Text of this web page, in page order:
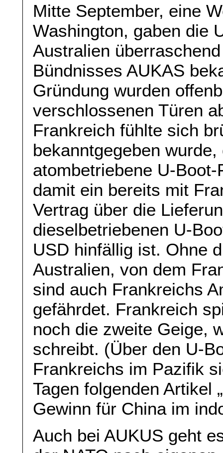
Mitte September, eine
Washington, gaben die
Australien
Bündnisses AUKAS
Gründung wurden
verschlossenen Türen
Frankreich fühlte sich
bekanntgegeben
atombetriebene U-
damit ein bereits mit
Vertrag über die
dieselbetriebenen U-
USD hinfällig ist. Ohne
Australien, von dem
sind auch Frankreichs
gefährdet. Frankreich
noch die zweite Geige,
schreibt. (Über den U-
Frankreichs im Pazifik
Tagen folgenden Artikel
Gewinn für China im
Auch bei AUKUS geht